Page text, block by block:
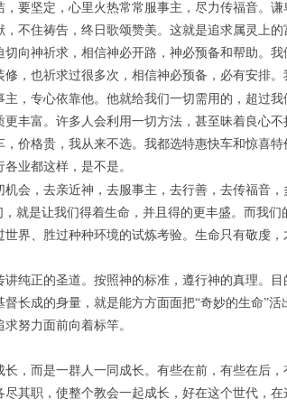
要坚定，心里火热常常服事主，尽力传福音。
不住祷告，终日歌颂赞美。这就是追求属灵上的
向神祈求，相信神必开路，神必预备和帮助。
修，也祈求过很多次，相信神必预备，必有安排
，专心依靠他。他就给我们一切需用的，超过我
丰富。许多人会利用一切方法，甚至昧着良心
价格贵，我从来不选。我都选特惠快车和惊喜
业都这样，是不是。
会，去亲近神，去服事主，去行善，去传福音，
就是让我们得着生命，并且得的更丰盛。而我们
界、胜过种种环境的试炼考验。生命只有敬虔，
纯正的圣道。按照神的标准，遵行神的真理。
长成的身量，就是能方方面面把“奇妙的生命”活
努力面前向着标竿。
，而是一群人一同成长。有些在前，有些在后
其职，使整个教会一起成长，好在这个世代，